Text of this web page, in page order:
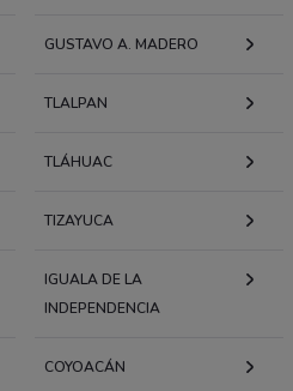
GUSTAVO A. MADERO
TLALPAN
TLÁHUAC
TIZAYUCA
IGUALA DE LA
INDEPENDENCIA
COYOACÁN